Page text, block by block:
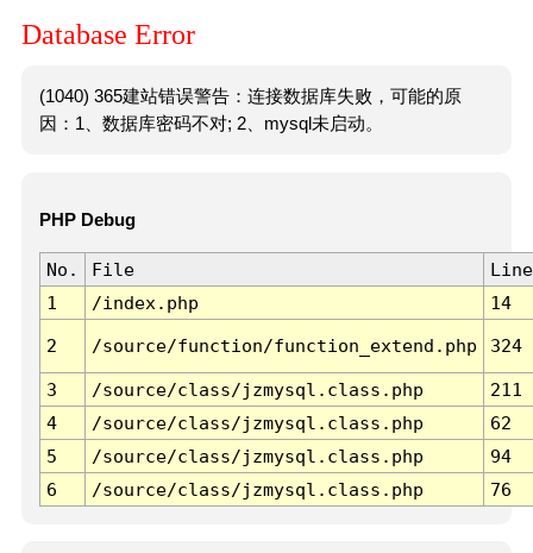
Database Error
(1040) 365建站错误警告：连接数据库失败，可能的原
因：1、数据库密码不对; 2、mysql未启动。
PHP Debug
No. File
Line
1
/index.php 14
2 /source/function/function_extend.php 324
3 /source/class/jzmysql.class.php
211
4
/source/class/jzmysql.class.php
62
5
/source/class/jzmysql.class.php
94
6
/source/class/jzmysql.class.php 76